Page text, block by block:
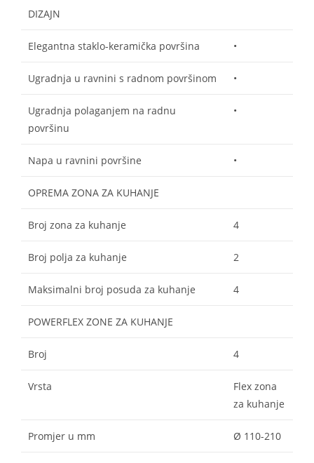
DIZAJN
Elegantna staklo-keramička površina •
Ugradnja u ravnini s radnom površinom •
Ugradnja polaganjem na radnu
površinu
•
Napa u ravnini površine •
OPREMA ZONA ZA KUHANJE
Broj zona za kuhanje 4
Broj polja za kuhanje 2
Maksimalni broj posuda za kuhanje 4
POWERFLEX ZONE ZA KUHANJE
Broj 4
Vrsta
Flex zona
za kuhanje
Promjer u mm Ø 110-210